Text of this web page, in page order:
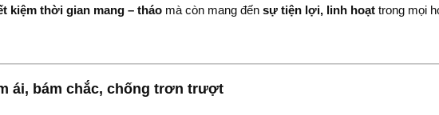
kiệm thời gian mang – tháo mà còn mang đến sự tiện lợi, linh hoạt trong mọi
ái, bám chắc, chống trơn trượt